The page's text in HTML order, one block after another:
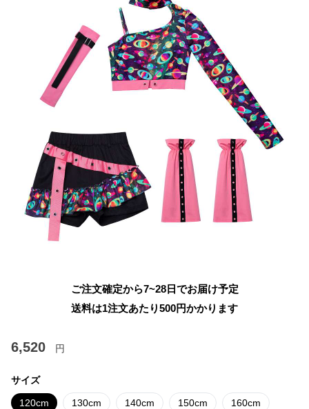
ご注文確定から7~28日でお届け予定
送料は1注文あたり500円かかります
6,520 円
サイズ
120cm 130cm 140cm 150cm 160cm